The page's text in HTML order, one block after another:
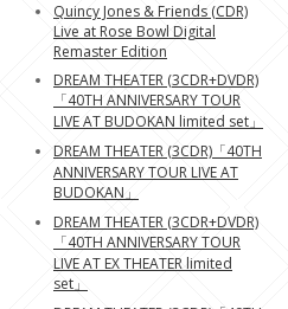
Quincy Jones & Friends (CDR)
Live at Rose Bowl Digital
Remaster Edition
DREAM THEATER (3CDR+DVDR)
「40TH ANNIVERSARY TOUR
LIVE AT BUDOKAN limited set」
DREAM THEATER (3CDR)「40TH
ANNIVERSARY TOUR LIVE AT
BUDOKAN」
DREAM THEATER (3CDR+DVDR)
「40TH ANNIVERSARY TOUR
LIVE AT EX THEATER limited
set」